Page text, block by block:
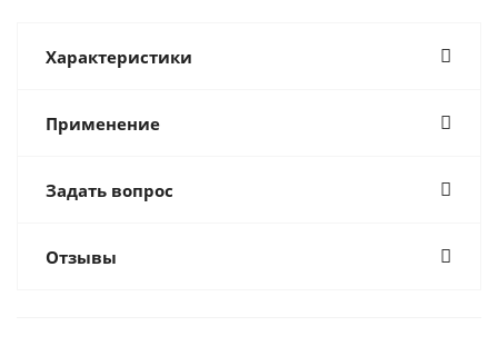
Характеристики
Применение
Задать вопрос
Отзывы